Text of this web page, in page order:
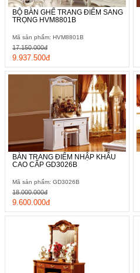
BỘ BÀN GHẾ TRANG ĐIỂM SANG
TRỌNG HVM8801B
Mã sản phẩm: HVM8801B
9.937.500đ
17.150.000đ
BÀN TRANG ĐIỂM NHẬP KHẨU
CAO CẤP GD3026B
Mã sản phẩm: GD3026B
9.600.000đ
18.000.000đ